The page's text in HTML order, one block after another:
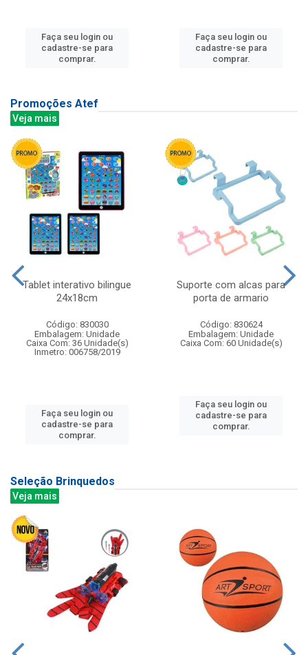
Faça seu login ou
cadastre-se para
comprar.
Faça seu login ou
cadastre-se para
comprar.
Promoções Atef
Veja mais
Tablet interativo bilingue
24x18cm
Código: 830030
Embalagem: Unidade
Caixa Com: 36 Unidade(s)
Inmetro: 006758/2019
Faça seu login ou
cadastre-se para
comprar.
Suporte com alcas para
porta de armario
Código: 830624
Embalagem: Unidade
Caixa Com: 60 Unidade(s)
Faça seu login ou
cadastre-se para
comprar.
Seleção Brinquedos
Veja mais